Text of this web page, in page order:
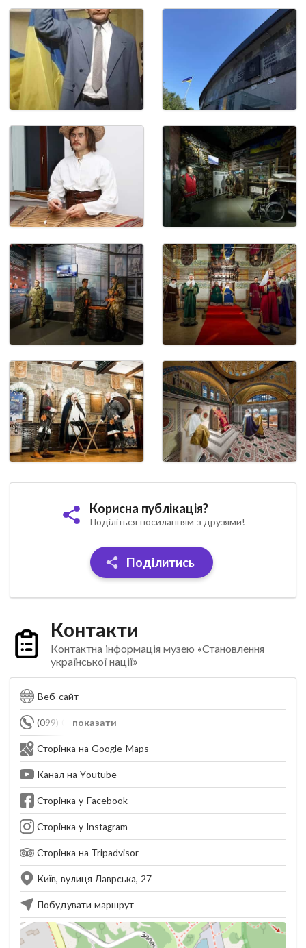
Корисна публікація?
Поділіться посиланням з друзями!
Поділитись
Контакти
Контактна інформація музею «Становлення
української нації»
Веб-сайт
показати
(099) 015-04-52
Сторінка на Google Maps
Канал на Youtube
Сторінка у Facebook
Сторінка у Instagram
Сторінка на Tripadvisor
Київ, вулиця Лаврська, 27
Побудувати маршрут